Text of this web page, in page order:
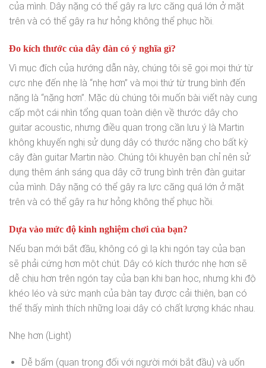
của mình. Dây nặng có thể gây ra lực căng quá lớn ở mặt
trên và có thể gây ra hư hỏng không thể phục hồi.
Đo kích thước của dây đàn có ý nghĩa gì?
Vì mục đích của hướng dẫn này, chúng tôi sẽ gọi mọi thứ từ
cực nhẹ đến nhẹ là “nhẹ hơn” và mọi thứ từ trung bình đến
nặng là “nặng hơn”. Mặc dù chúng tôi muốn bài viết này cung
cấp một cái nhìn tổng quan toàn diện về thước dây cho
guitar acoustic, nhưng điều quan trọng cần lưu ý là Martin
không khuyến nghị sử dụng dây có thước nặng cho bất kỳ
cây đàn guitar Martin nào. Chúng tôi khuyên bạn chỉ nên sử
dụng thêm ánh sáng qua dây cỡ trung bình trên đàn guitar
của mình. Dây nặng có thể gây ra lực căng quá lớn ở mặt
trên và có thể gây ra hư hỏng không thể phục hồi.
Dựa vào mức độ kinh nghiệm chơi của bạn?
Nếu bạn mới bắt đầu, không có gì lạ khi ngón tay của bạn
sẽ phải cứng hơn một chút. Dây có kích thước nhẹ hơn sẽ
dễ chịu hơn trên ngón tay của bạn khi bạn học, nhưng khi độ
khéo léo và sức mạnh của bàn tay được cải thiện, bạn có
thể thấy mình thích những loại dây có chất lượng khác nhau.
Nhẹ hơn (Light)
Dễ bấm (quan trọng đối với người mới bắt đầu) và uốn